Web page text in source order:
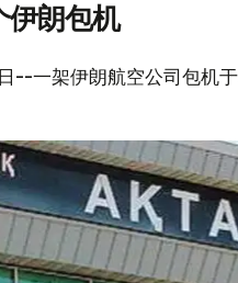
伊朗包机
--一架伊朗航空公司包机